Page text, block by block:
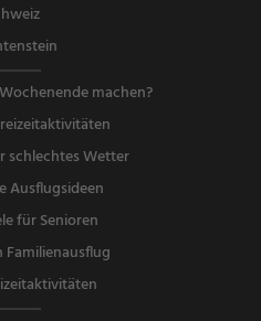
machen?
schlechtes Wetter
Ausflugsideen
für Senioren